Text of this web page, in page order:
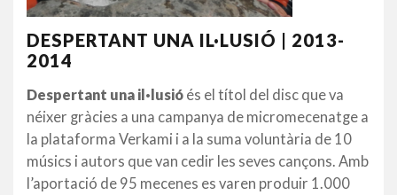
DESPERTANT UNA IL·LUSIÓ | 2013-
2014
Despertant una il·lusió és el títol del disc que va
néixer gràcies a una campanya de micromecenatge a
la plataforma Verkami i a la suma voluntària de 10
músics i autors que van cedir les seves cançons. Amb
l’aportació de 95 mecenes es varen produir 1.000